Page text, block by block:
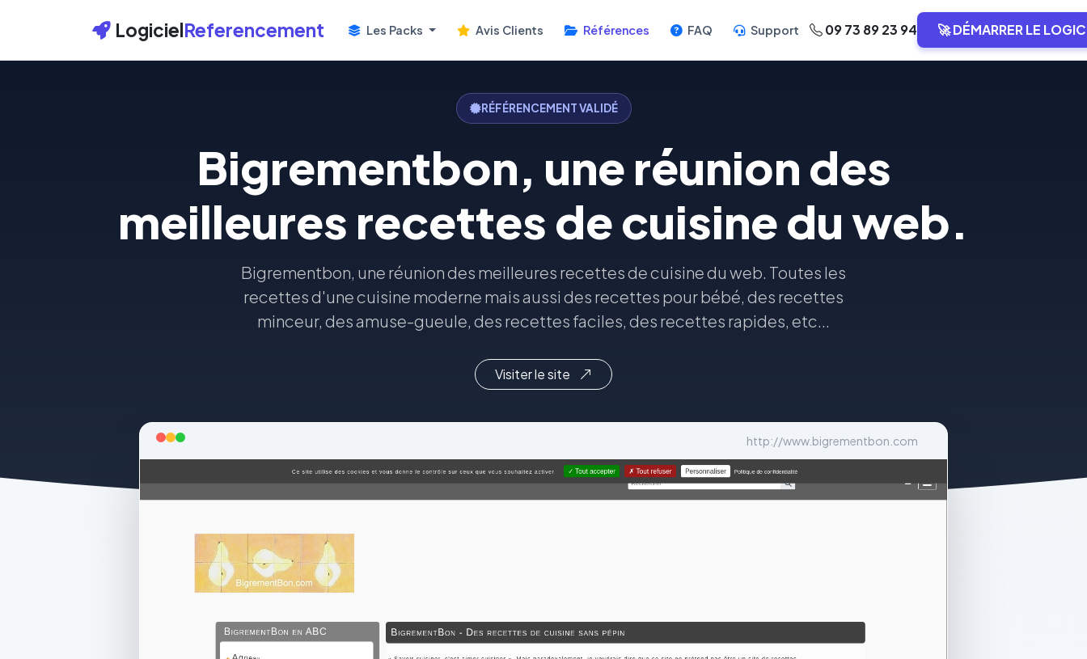
LogicielReferencement Les Packs Avis Clients Références FAQ Support 09 73 89 23 94 🚀 DÉMARRER LE
RÉFÉRENCEMENT VALIDÉ
Bigrementbon, une réunion des
meilleures recettes de cuisine du web.
Bigrementbon, une réunion des meilleures recettes de cuisine du web. Toutes les
recettes d'une cuisine moderne mais aussi des recettes pour bébé, des recettes
minceur, des amuse-gueule, des recettes faciles, des recettes rapides, etc...
Visiter le site
http://www.bigrementbon.com